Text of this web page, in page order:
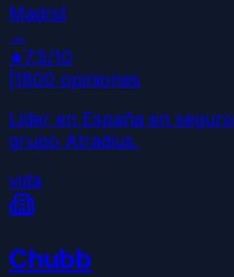
Madrid
→
★7.5/10
1800 opiniones
Líder en España en
grupo Atradius.
vida
Chubb